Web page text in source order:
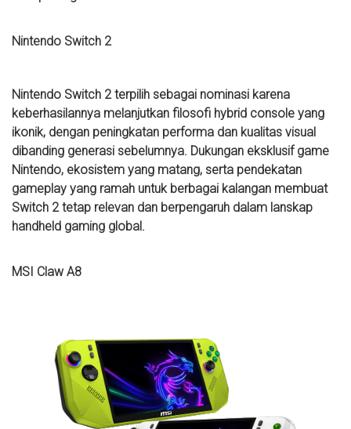
Nintendo Switch 2
Nintendo Switch 2 terpilih sebagai nominasi karena
keberhasilannya melanjutkan filosofi hybrid console yang
ikonik, dengan peningkatan performa dan kualitas visual
dibanding generasi sebelumnya. Dukungan eksklusif game
Nintendo, ekosistem yang matang, serta pendekatan
gameplay yang ramah untuk berbagai kalangan membuat
Switch 2 tetap relevan dan berpengaruh dalam lanskap
handheld gaming global.
MSI Claw A8